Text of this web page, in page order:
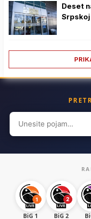
Deset
Srpskoj
Search
for:
BiG 1 BiG 2